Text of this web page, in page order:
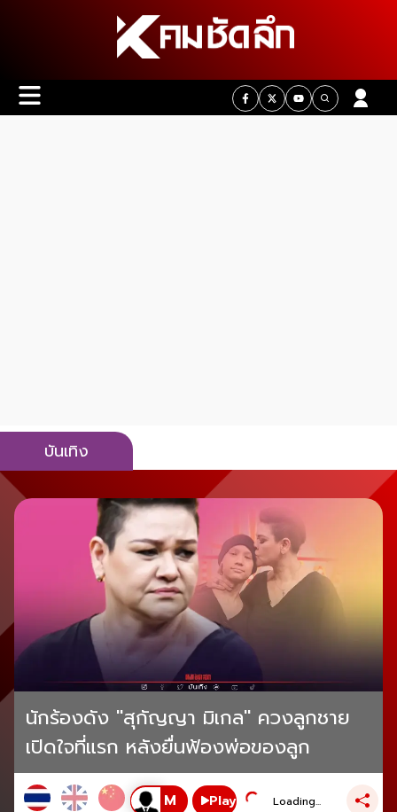
บันเทิง
นักร้องดัง "สุกัญญา มิเกล" ควงลูกชาย
เปิดใจที่แรก หลังยื่นฟ้องพ่อของลูก
Play Loading...